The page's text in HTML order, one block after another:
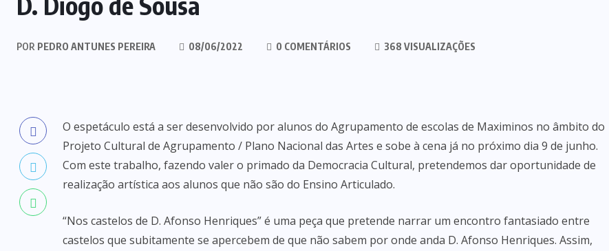
POR PEDRO ANTUNES PEREIRA 08/06/2022 0 COMENTÁRIOS 368 VISUALIZAÇÕES
O espetáculo está a ser desenvolvido por alunos do Agrupamento de escolas de Maximinos no âmbito do
Projeto Cultural de Agrupamento / Plano Nacional das Artes e sobe à cena já no próximo dia 9 de junho.
Com este trabalho, fazendo valer o primado da Democracia Cultural, pretendemos dar oportunidade de
realização artística aos alunos que não são do Ensino Articulado.
“Nos castelos de D. Afonso Henriques” é uma peça que pretende narrar um encontro fantasiado entre
castelos que subitamente se apercebem de que não sabem por onde anda D. Afonso Henriques. Assim,